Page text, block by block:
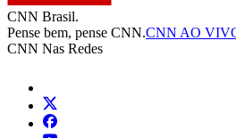
CNN Brasil.
Pense bem, pense CNN.CNN AO
CNN Nas Redes